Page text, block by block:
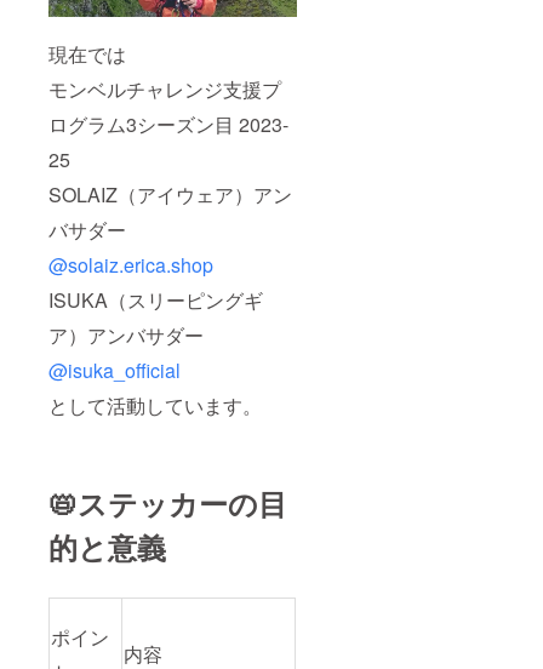
現在では
モンベルチャレンジ支援プ
ログラム3シーズン目 2023-
25
SOLAIZ（アイウェア）アン
バサダー
@solaiz.erica.shop
ISUKA（スリーピングギ
ア）アンバサダー
@isuka_official
として活動しています。
📛ステッカーの目
的と意義
ポイン
内容